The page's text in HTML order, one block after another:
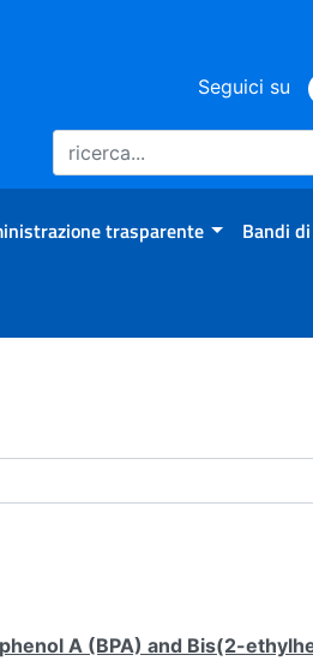
Seguici su
trasparente Bandi
A (BPA) and Bis(2-